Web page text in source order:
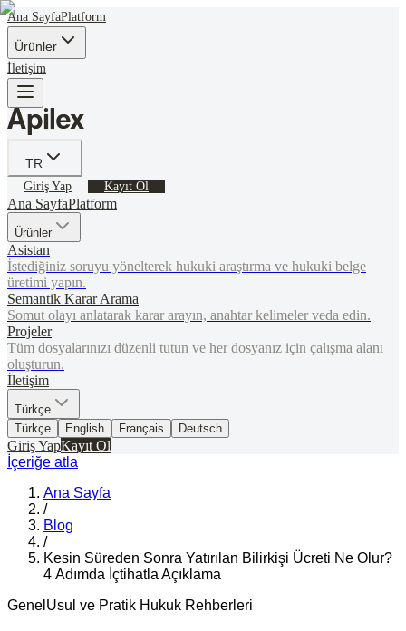
Ana SayfaPlatform
Ürünler
İletişim
TR
Giriş Yap Kayıt Ol
Ana SayfaPlatform
Ürünler
Asistan
İstediğiniz soruyu yönelterek hukuki araştırma ve hukuki belge
üretimi yapın.
Semantik Karar Arama
Somut olayı anlatarak karar arayın, anahtar kelimeler veda edin.
Projeler
Tüm dosyalarınızı düzenli tutun ve her dosyanız için çalışma alanı
oluşturun.
İletişim
Türkçe
Türkçe
English Français Deutsch
Giriş YapKayıt Ol
İçeriğe atla
Ana Sayfa
/
Blog
/
Kesin Süreden Sonra Yatırılan Bilirkişi Ücreti Ne Olur?
4 Adımda İçtihatla Açıklama
Genel Usul ve Pratik Hukuk Rehberleri